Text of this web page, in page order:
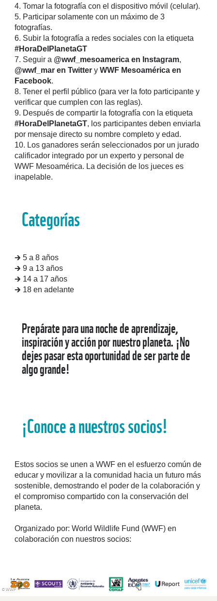
4. Tomar la fotografía con el dispositivo móvil (celular).
5. Participar solamente con un máximo de 3
fotografías.
6. Subir la fotografía a redes sociales con la etiqueta
#HoraDelPlanetaGT
7. Seguir a @wwf_mesoamerica en Instagram,
@wwf_mar en Twitter y WWF Mesoamérica en
Facebook.
8. Tener el perfil público (para ver la foto participante y
verificar que cumplen con las reglas).
9. Después de compartir la fotografía con la etiqueta
#HoraDelPlanetaGT, los participantes deben enviarla
por mensaje directo su nombre completo y edad.
10. Los ganadores serán seleccionados por un jurado
calificador integrado por un experto y personal de
WWF Mesoamérica. La decisión de los jueces es
inapelable.
Categorías
🡲 5 a 8 años
🡲 9 a 13 años
🡲 14 a 17 años
🡲 18 en adelante
Prepárate para una noche de aprendizaje,
inspiración y acción por nuestro planeta. ¡No
dejes pasar esta oportunidad de ser parte de
algo grande!
¡Conoce a nuestros socios!
Estos socios se unen a WWF en el esfuerzo común de
educar y movilizar a la comunidad hacia un futuro más
sostenible, demostrando el poder de la colaboración y
el compromiso compartido con la conservación del
planeta.
Organizado por: World Wildlife Fund (WWF) en
colaboración con nuestros socios:
© WWF